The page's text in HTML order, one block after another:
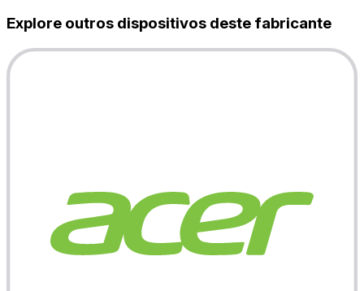
Explore outros dispositivos deste fabricante